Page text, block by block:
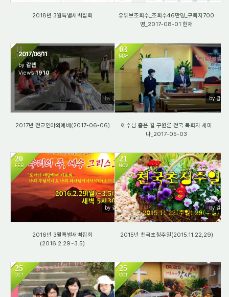
2018년 3월특별새벽집회
유튜브조회수_조회수46만명_구독자700
명_2017-08-01 현재
11
JUN
by 갈렙
2017/06/11
by 갈렙
Views1910
2017년 전교인야외예배(2017-06-06)
03
MAY
by 갈렙
1623
예수님 좁은 길 구원론 전국 목회자 세미
나_2017-05-03
20
FEB
by 갈렙
1678
2016년 3월특별새벽집회
(2016.2.29~3.5)
21
NOV
by 갈렙
1758
2015년 천국초청주일(2015.11.22,29)
25
OCT
1909
25
OCT
1813